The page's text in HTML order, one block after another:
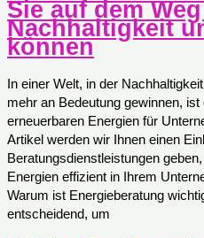
Sie auf dem
Nachhaltigkeit
können
In einer Welt, in der
mehr an Bedeutung gewinnen,
erneuerbaren Energien für
Artikel werden wir Ihnen einen
Beratungsdienstleistungen
Energien effizient in Ihrem
Warum ist Energieberatung
entscheidend, um